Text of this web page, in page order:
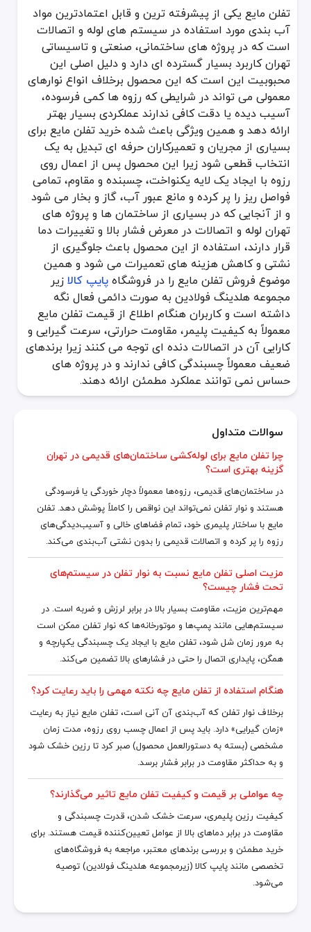
تفلن مایع یکی از پیشرفته ترین و قابل اعتمادترین مواد
آب بندی مورد استفاده در سیستم های لوله و اتصالات
است که در پروژه های ساختمانی، صنعتی و تاسیساتی
تهران کاربرد بسیار گسترده ای دارد و دلیل اصلی این
محبوبیت این است که این محصول برخلاف انواع نوارهای
معمولی می تواند در شرایطی که رزوه ها کمی فرسوده،
آسیب دیده یا دقت کافی ندارند عملکردی بسیار بهتر
ارائه دهد و همین ویژگی باعث شده خرید تفلن مایع برای
بسیاری از مجریان و تعمیرکاران حرفه ای تبدیل به یک
انتخاب قطعی شود زیرا این محصول پس از اعمال روی
رزوه با ایجاد یک لایه یکنواخت، چسبنده و مقاوم، تمامی
فواصل ریز را پر کرده و مانع عبور آب، گاز و بخار می شود
و از آنجایی که در بسیاری از ساختمان ها و پروژه های
تهران لوله و اتصالات در معرض فشار بالا و تغییرات دما
قرار دارند، استفاده از این محصول باعث جلوگیری از
نشتی و کاهش هزینه های تعمیرات می شود و همین
موضوع فروش تفلن مایع را در فروشگاهپایپ کالازیر
مجموعه هلدینگ فولادین به صورت دائمی فعال نگه
داشته است و کاربران هنگام اطلاع از قیمت تفلن مایع
معمولاً به کیفیت پلیمر، مقاومت حرارتی، سرعت گیرایی و
کارایی آن در اتصالات دنده ای توجه می کنند زیرا برندهای
ضعیف معمولاً چسبندگی کافی ندارند و در پروژه های
حساس نمی توانند عملکرد مطمئن ارائه دهند.
سوالات متداول
چرا تفلن مایع برای لوله‌کشی ساختمان‌های قدیمی در تهران
گزینه بهتری است؟
در ساختمان‌های قدیمی، رزوه‌ها معمولاً دچار خوردگی یا فرسودگی
هستند و نوار تفلن نمی‌تواند این نواقص را کاملاً پوشش دهد. تفلن
مایع با ساختار پلیمری خود، تمام فضاهای خالی و آسیب‌دیدگی‌های
رزوه را پر کرده و اتصالات قدیمی را بدون نشتی آب‌بندی می‌کند.
مزیت اصلی تفلن مایع نسبت به نوار تفلن در سیستم‌های
تحت فشار چیست؟
مهم‌ترین مزیت، مقاومت بسیار بالا در برابر لرزش و ضربه است. در
سیستم‌هایی مانند پمپ‌ها و موتورخانه‌ها که نوار تفلن ممکن است
به مرور زمان شل شود، تفلن مایع با ایجاد یک چسبندگی یکپارچه و
همگن، پایداری اتصال را حتی در فشارهای بالا تضمین می‌کند.
هنگام استفاده از تفلن مایع چه نکته مهمی را باید رعایت کرد؟
برخلاف نوار تفلن که آب‌بندی آن آنی است، تفلن مایع نیاز به رعایت
«زمان گیرایی» دارد. باید پس از اعمال چسب روی رزوه، مدت زمان
مشخصی (بسته به دستورالعمل محصول) صبر کرد تا رزین خشک شود
و به حداکثر مقاومت در برابر فشار برسد.
چه عواملی بر قیمت و کیفیت تفلن مایع تاثیر می‌گذارند؟
کیفیت رزین پلیمری، سرعت خشک شدن، قدرت چسبندگی و
مقاومت در برابر دماهای بالا از عوامل تعیین‌کننده قیمت هستند. برای
خرید مطمئن و بررسی برندهای معتبر، مراجعه به فروشگاه‌های
تخصصی مانند پایپ کالا (زیرمجموعه هلدینگ فولادین) توصیه
می‌شود.